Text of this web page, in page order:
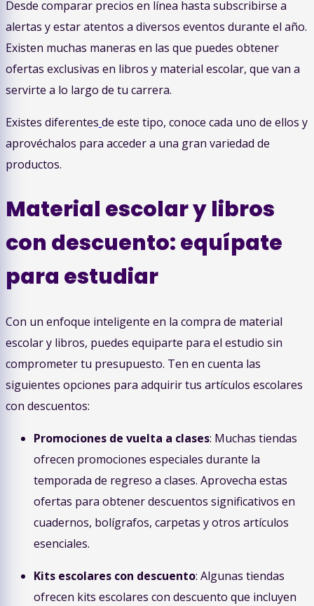
Desde comparar precios en línea hasta subscribirse a
alertas y estar atentos a diversos eventos durante el año.
Existen muchas maneras en las que puedes obtener
ofertas exclusivas en libros y material escolar, que van a
servirte a lo largo de tu carrera.
Existes diferentes de este tipo, conoce cada uno de ellos y
aprovéchalos para acceder a una gran variedad de
productos.
Material escolar y libros
con descuento: equípate
para estudiar
Con un enfoque inteligente en la compra de material
escolar y libros, puedes equiparte para el estudio sin
comprometer tu presupuesto. Ten en cuenta las
siguientes opciones para adquirir tus artículos escolares
con descuentos:
Promociones de vuelta a clases: Muchas tiendas
ofrecen promociones especiales durante la
temporada de regreso a clases. Aprovecha estas
ofertas para obtener descuentos significativos en
cuadernos, bolígrafos, carpetas y otros artículos
esenciales.
Kits escolares con descuento: Algunas tiendas
ofrecen kits escolares con descuento que incluyen